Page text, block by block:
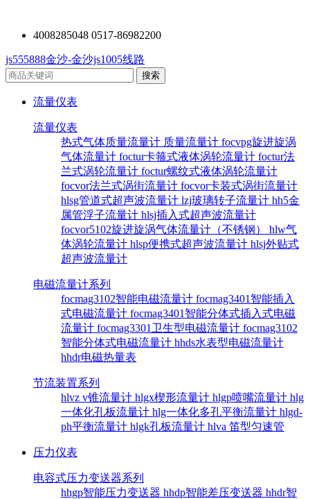
4008285048 0517-86982200
js555888金沙-金沙js1005线路
流量仪表
流量仪表
热式气体质量流量计 质量流量计 focvpg旋进旋涡
气体流量计 foctur卡箍式液体涡轮流量计 foctur法
兰式涡轮流量计 foctur螺纹式液体涡轮流量计
focvor法兰式涡街流量计 focvor卡装式涡街流量计
hlsg管道式超声波流量计 lzj玻璃转子流量计 hh5金
属管浮子流量计 hlsj插入式超声波流量计
focvor5102旋进旋涡气体流量计（不锈钢） hlw气
体涡轮流量计 hlsp便携式超声波流量计 hlsj外贴式
超声波流量计
电磁流量计系列
focmag3102智能电磁流量计 focmag3401智能插入
式电磁流量计 focmag3401智能分体式插入式电磁
流量计 focmag3301卫生型电磁流量计 focmag3102
智能分体式电磁流量计 hhds水表型电磁流量计
hhdr电磁热量表
节流装置系列
hlvz v锥流量计 hlgx楔形流量计 hlgp喷嘴流量计 hlg
一体化孔板流量计 hlg一体化多孔平衡流量计 hlgd-
ph平衡流量计 hlgk孔板流量计 hlva 笛型匀速管
压力仪表
电容式压力变送器系列
hhgp智能压力变送器 hhdp智能差压变送器 hhdr智